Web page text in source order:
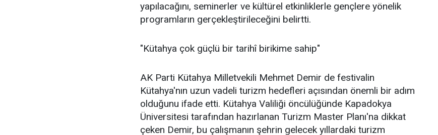
yapılacağını, seminerler ve kültürel etkinliklerle gençlere yönelik
programların gerçekleştirileceğini belirtti.
"Kütahya çok güçlü bir tarihî birikime sahip"
AK Parti Kütahya Milletvekili Mehmet Demir de festivalin
Kütahya'nın uzun vadeli turizm hedefleri açısından önemli bir adım
olduğunu ifade etti. Kütahya Valiliği öncülüğünde Kapadokya
Üniversitesi tarafından hazırlanan Turizm Master Planı'na dikkat
çeken Demir, bu çalışmanın şehrin gelecek yıllardaki turizm